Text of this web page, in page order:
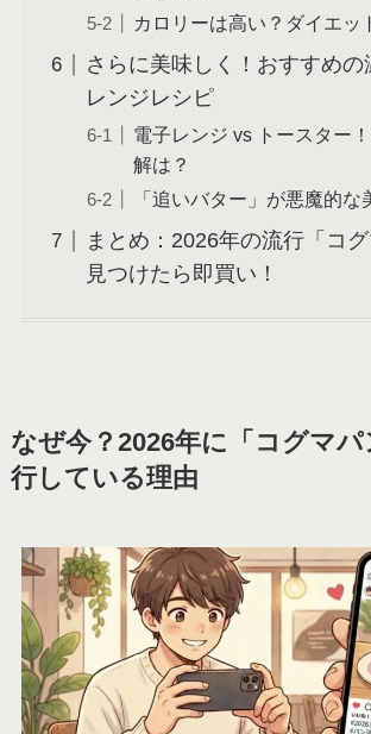
カロリーは高い？ダイエッ
さらに美味しく！おすすめの
レンジレシピ
電子レンジ vs トースター
解は？
「追いバター」が悪魔的な
まとめ：2026年の流行「コ
見つけたら即買い！
なぜ今？2026年に「コグマ
行している理由